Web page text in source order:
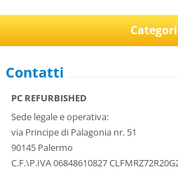
Contatti
PC REFURBISHED
Sede legale e operativa:
via Principe di Palagonia nr. 51
90145 Palermo
C.F.\P.IVA 06848610827